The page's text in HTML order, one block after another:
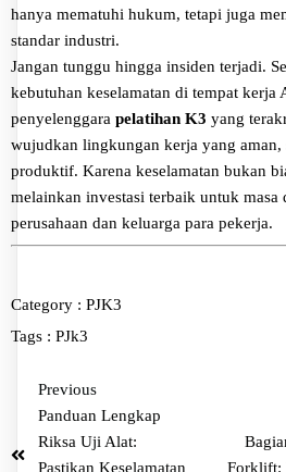
hanya mematuhi hukum, tetapi juga
standar industri.
Jangan tunggu hingga insiden terjadi.
kebutuhan keselamatan di tempat kerja
penyelenggara pelatihan K3 yang
wujudkan lingkungan kerja yang aman,
produktif. Karena keselamatan bukan
melainkan investasi terbaik untuk masa
perusahaan dan keluarga para pekerja.
Category : PJK3
Tags : PJk3
Previous
Panduan Lengkap
Riksa Uji Alat:
Pastikan Keselamatan
Forklift: